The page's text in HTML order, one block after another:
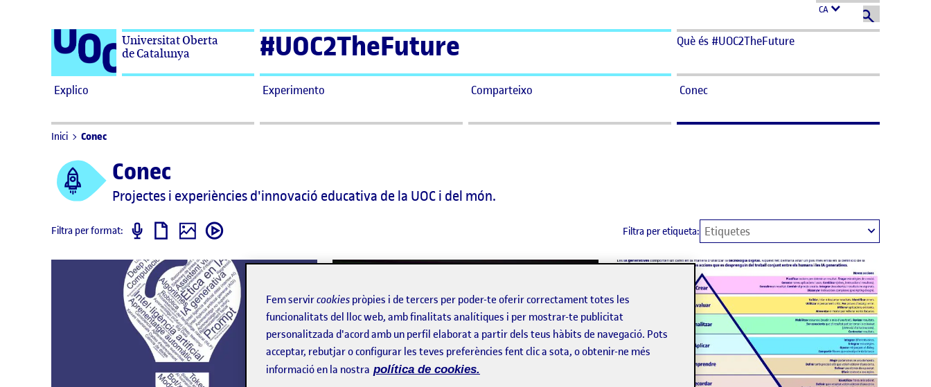
CA
Universitat Oberta
de Catalunya
#UOC2TheFuture Què és #UOC2TheFuture
Explico Experimento Comparteixo Conec
Inici Conec
Conec
Projectes i experiències d'innovació educativa de la UOC i del món.
Filtra per format: podcastinformeimatgevideo Filtra per etiqueta:
Aplica
Fem servircookies pròpies i de tercers per poder-te oferir correctament totes les
funcionalitats del lloc web, amb finalitats analítiques i per mostrar-te publicitat
personalitzada d'acord amb un perfil elaborat a partir dels teus hàbits de navegació. Pots
acceptar, rebutjar o configurar les teves preferències fent clic a sota, o obtenir-ne més
informació en la nostra política de cookies.